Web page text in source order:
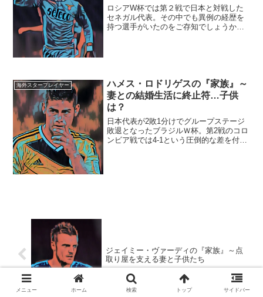
ロシアW杯では第２戦で日本と対戦した
セネガル代表。その中でも異例の経歴を
持つ選手がいたのをご存知でしょうか？
海外スタープレイヤー
ハメス・ロドリゲスの『家族』～
妻との結婚生活に終止符…子供
は？
日本代表が2敗1分けでグループステージ
敗退となったブラジルＷ杯。第2戦のコロ
ンビア戦では4-1という圧倒的な差を付け
ジェイミー・ヴァーディの『家族』～点
取り屋を支える妻と子供たち
メニュー ホーム 検索 トップ サイドバー